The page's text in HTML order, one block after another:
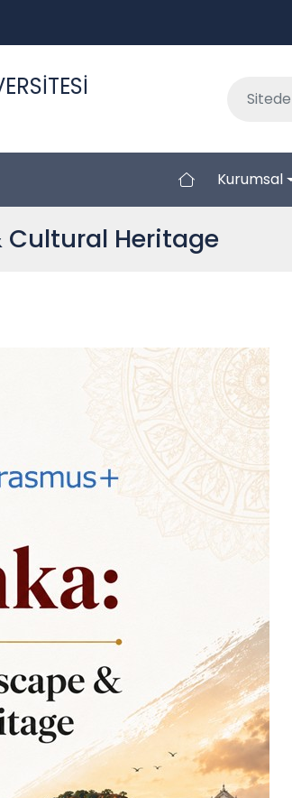
Kurumsal
Cultural Heritage